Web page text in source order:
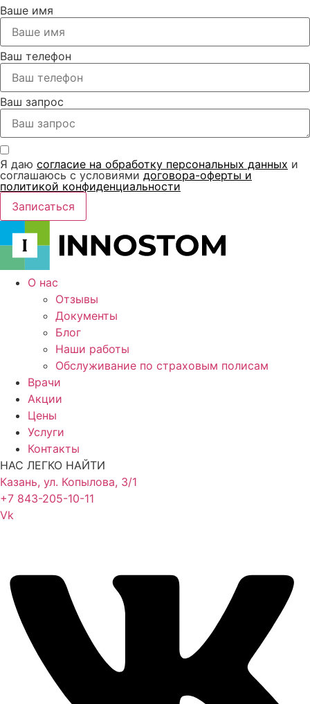
Ваше имя
Ваш телефон
Ваш запрос
Я даю согласие на обработку персональных данных и
соглашаюсь с условиями договора-оферты и
политикой конфиденциальности
Записаться
О нас
Отзывы
Документы
Блог
Наши работы
Обслуживание по страховым полисам
Врачи
Акции
Цены
Услуги
Контакты
НАС ЛЕГКО НАЙТИ
Казань, ул. Копылова, 3/1
+7 843-205-10-11
Vk